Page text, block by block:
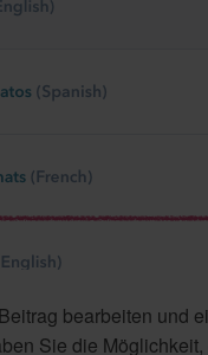
bearbeiten und
Sie die